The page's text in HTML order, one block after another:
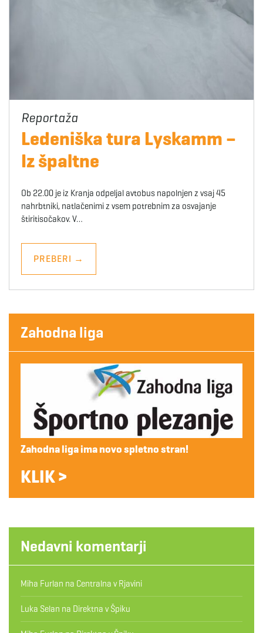
Ledeniška tura Lyskamm –
Iz špaltne
Ob 22.00 je iz Kranja odpeljal avtobus napolnjen z vsaj 45
nahrbtniki, natlačenimi z vsem potrebnim za osvajanje
štiritisočakov. V…
PREBERI →
Zahodna liga
Zahodna liga ima novo spletno stran!
KLIK >
Nedavni komentarji
Miha Furlan na Centralna v Rjavini
Luka Selan na Direktna v Špiku